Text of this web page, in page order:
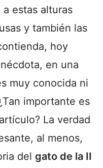
estas alturas
y también las
hoy
en una
muy conocida ni
importante es
La verdad
al menos,
del gato de la II